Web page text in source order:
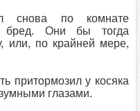
снова по комнате
бред. Они бы тогда
или, по крайней мере,
притормозил у косяка
глазами.